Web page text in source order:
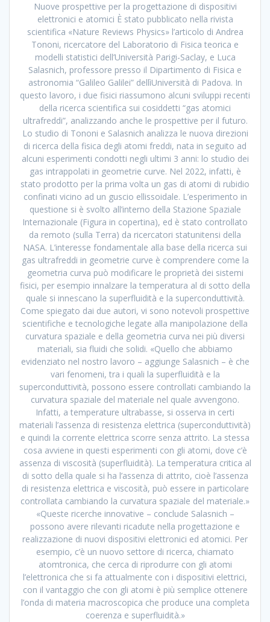
Nuove prospettive per la progettazione di dispositivi
elettronici e atomici È stato pubblicato nella rivista
scientifica «Nature Reviews Physics» l’articolo di Andrea
Tononi, ricercatore del Laboratorio di Fisica teorica e
modelli statistici dell’Università Parigi-Saclay, e Luca
Salasnich, professore presso il Dipartimento di Fisica e
astronomia “Galileo Galilei” dellìUniversità di Padova. In
questo lavoro, i due fisici riassumono alcuni sviluppi recenti
della ricerca scientifica sui cosiddetti “gas atomici
ultrafreddi”, analizzando anche le prospettive per il futuro.
Lo studio di Tononi e Salasnich analizza le nuova direzioni
di ricerca della fisica degli atomi freddi, nata in seguito ad
alcuni esperimenti condotti negli ultimi 3 anni: lo studio dei
gas intrappolati in geometrie curve. Nel 2022, infatti, è
stato prodotto per la prima volta un gas di atomi di rubidio
confinati vicino ad un guscio ellissoidale. L’esperimento in
questione si è svolto all’interno della Stazione Spaziale
Internazionale (Figura in copertina), ed è stato controllato
da remoto (sulla Terra) da ricercatori statunitensi della
NASA. L’interesse fondamentale alla base della ricerca sui
gas ultrafreddi in geometrie curve è comprendere come la
geometria curva può modificare le proprietà dei sistemi
fisici, per esempio innalzare la temperatura al di sotto della
quale si innescano la superfluidità e la superconduttività.
Come spiegato dai due autori, vi sono notevoli prospettive
scientifiche e tecnologiche legate alla manipolazione della
curvatura spaziale e della geometria curva nei più diversi
materiali, sia fluidi che solidi. «Quello che abbiamo
evidenziato nel nostro lavoro – aggiunge Salasnich – è che
vari fenomeni, tra i quali la superfluidità e la
superconduttività, possono essere controllati cambiando la
curvatura spaziale del materiale nel quale avvengono.
Infatti, a temperature ultrabasse, si osserva in certi
materiali l’assenza di resistenza elettrica (superconduttività)
e quindi la corrente elettrica scorre senza attrito. La stessa
cosa avviene in questi esperimenti con gli atomi, dove c’è
assenza di viscosità (superfluidità). La temperatura critica al
di sotto della quale si ha l’assenza di attrito, cioè l’assenza
di resistenza elettrica e viscosità, può essere in particolare
controllata cambiando la curvatura spaziale del materiale.»
«Queste ricerche innovative – conclude Salasnich –
possono avere rilevanti ricadute nella progettazione e
realizzazione di nuovi dispositivi elettronici ed atomici. Per
esempio, c’è un nuovo settore di ricerca, chiamato
atomtronica, che cerca di riprodurre con gli atomi
l’elettronica che si fa attualmente con i dispositivi elettrici,
con il vantaggio che con gli atomi è più semplice ottenere
l’onda di materia macroscopica che produce una completa
coerenza e superfluidità.»